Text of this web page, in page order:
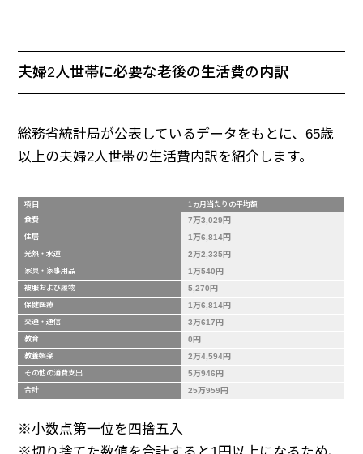
夫婦2人世帯に必要な老後の生活費の内訳
総務省統計局が公表しているデータをもとに、65歳
以上の夫婦2人世帯の生活費内訳を紹介します。
項目
1ヵ月当たりの平均額
食費
7万3,029円
住居 1万6,814円
光熱・水道 2万2,335円
家具・家事用品 1万540円
被服および履物 5,270円
保健医療 1万6,814円
交通・通信 3万617円
教育 0円
教養娯楽 2万4,594円
その他の消費支出 5万946円
合計 25万959円
※小数点第一位を四捨五入